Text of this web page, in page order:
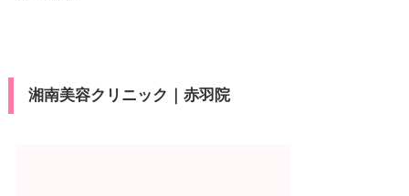
湘南美容クリニック｜赤羽院